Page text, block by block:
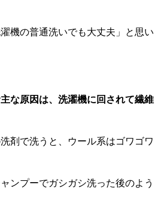
機の普通洗いでも大丈夫」と思い
な原因は、洗濯機に回されて繊維
剤で洗うと、ウール系はゴワゴワ
ンプーでガシガシ洗った後のよう